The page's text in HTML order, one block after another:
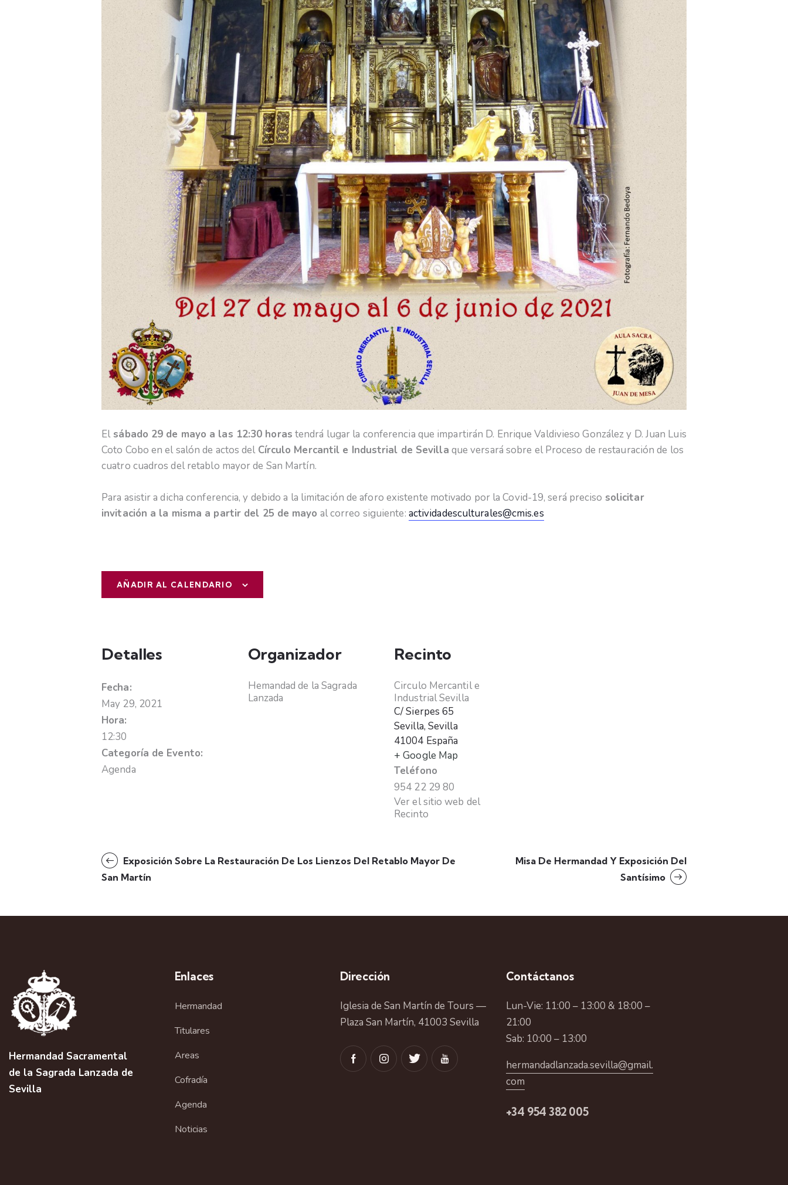
Elsábado 29 de mayo a las 12:30 horas tendrá lugar la conferencia que impartirán D. Enrique Valdivieso González y D. Juan Luis
Coto Cobo en el salón de actos del Círculo Mercantil e Industrial de Sevilla que versará sobre el Proceso de restauración de los
cuatro cuadros del retablo mayor de San Martín.
Para asistir a dicha conferencia, y debido a la limitación de aforo existente motivado por la Covid-19, será preciso solicitar
invitación a la misma a partir del 25 de mayo al correo siguiente: actividadesculturales@cmis.es
AÑADIR AL CALENDARIO
Detalles
Fecha:
May 29, 2021
Hora:
12:30
Categoría de Evento:
Agenda
Organizador
Hemandad de la Sagrada
Lanzada
Recinto
Circulo Mercantil e
Industrial Sevilla
C/ Sierpes 65
Sevilla, Sevilla
41004 España
+ Google Map
Teléfono
954 22 29 80
Ver el sitio web del
Recinto
Exposición Sobre La Restauración De Los Lienzos Del Retablo Mayor De
San Martín
Misa De Hermandad Y Exposición Del
Santísimo
Hermandad Sacramental
de la Sagrada Lanzada de
Sevilla
Enlaces
Hermandad
Titulares
Areas
Cofradía
Agenda
Noticias
Dirección
Iglesia de San Martín de Tours —
Plaza San Martín, 41003 Sevilla
Contáctanos
Lun-Vie: 11:00 – 13:00 & 18:00 –
21:00
Sab: 10:00 – 13:00
hermandadlanzada.sevilla@gmail.
com
+34 954 382 005